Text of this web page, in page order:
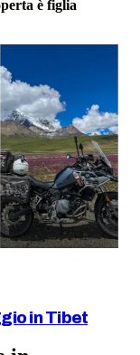
è figlia
in Tibet